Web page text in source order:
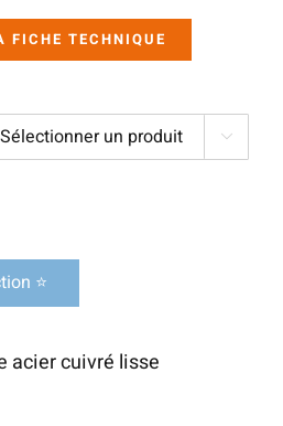
FICHE TECHNIQUE

⭐
acier cuivré lisse